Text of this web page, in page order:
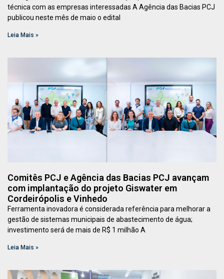
técnica com as empresas interessadas A Agência das Bacias PCJ
publicou neste mês de maio o edital
Leia Mais »
Comitês PCJ e Agência das Bacias PCJ avançam
com implantação do projeto Giswater em
Cordeirópolis e Vinhedo
Ferramenta inovadora é considerada referência para melhorar a
gestão de sistemas municipais de abastecimento de água;
investimento será de mais de R$ 1 milhão A
Leia Mais »